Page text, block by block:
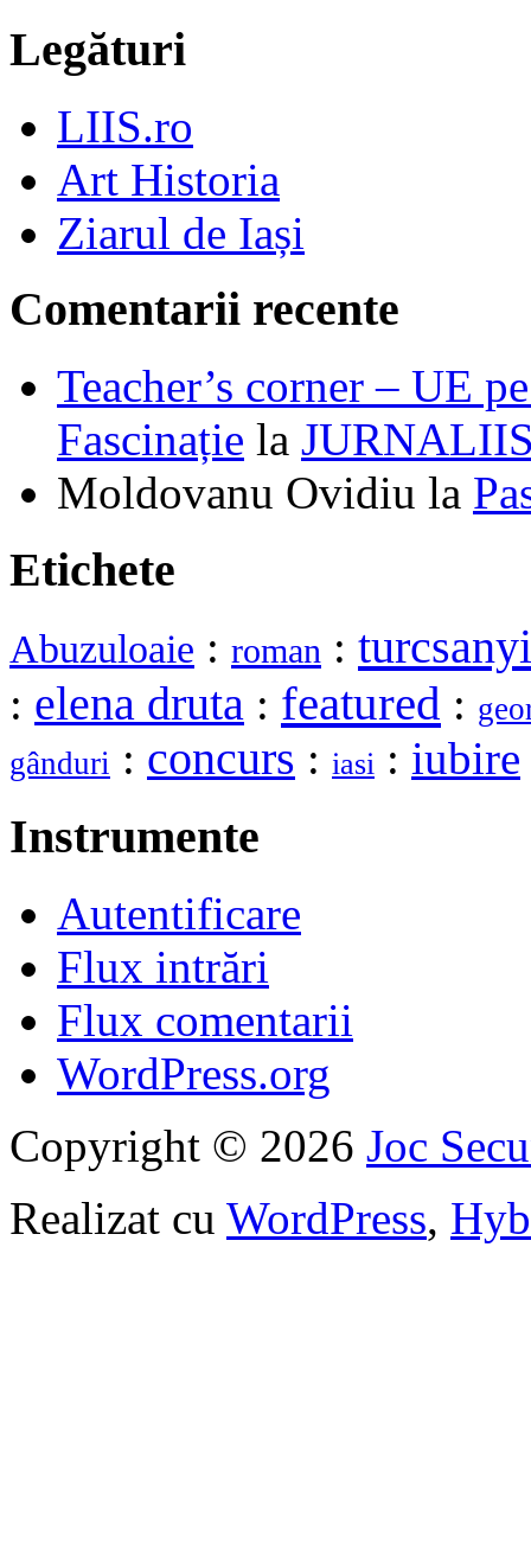
Legături
LIIS.ro
Art Historia
Ziarul de Iași
Comentarii recente
Teacher’s corner – UE
Fascinație la
Moldovanu Ovidiu la
Etichete
Abuzuloaie : roman : turcsanyi
: elena druta : featured :
gânduri : concurs : iasi : iubire
Instrumente
Autentificare
Flux intrări
Flux comentarii
WordPress.org
Copyright © 2026 Joc
Realizat cu WordPress,